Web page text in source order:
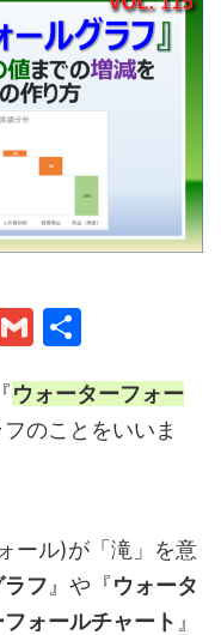
G
ai
l
ウォーターフォー
のことをいいま
ール)が「滝」を意
フ 』や『ウォータ
ォールチャート 』